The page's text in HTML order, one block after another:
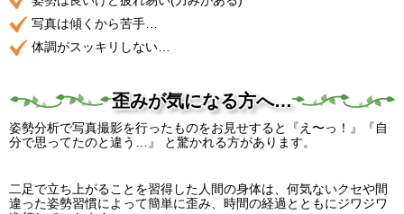
＜症状別メニュー＞
頭痛 首・肩の痛み
五十肩
膝・足の痛み
スポーツ＆アスリート
の方へ
交通事故治療
からだのゆがみ
072-634-2233 (予約優先)
写真は傾くから苦手…
体調がスッキリしない…
歪みが気になる方へ…
姿勢分析で写真撮影を行ったものをお見せすると『え〜っ！』『自
分で思ってたのと違う…』 と驚かれる方があります。
二足で立ち上がることを習得した人間の身体は、何気ないクセや間
違った姿勢習慣によって簡単に歪み、時間の経過とともにジワジワ